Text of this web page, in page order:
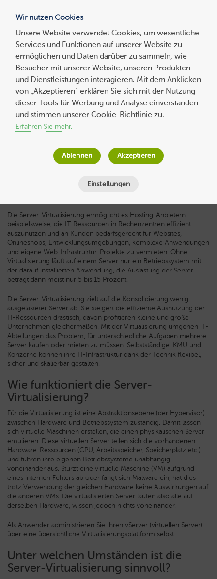
Suchen
nach:
Virtualisierungsserver – Die Vorteile der
Server-Virtualisierung
am21. September 2021
Minuten
Die Server-Virtualisierung ermöglicht es Hosting-Anbietern
beispielsweise, die IT-Ressourcen in Rechenzentren effizient
auszunutzen und an Kunden bedarfsgerecht für Websites,
Onlineshops, Entwicklungsumgebungen, komplexe Anwendungen
und eigene Web-Infrastruktur-Projekte zu vermieten. Ohne
Virtualisierung läuft auf einem Server nur ein Betriebssystem mit
der darauf installierten Anwendung, die Auslastung der Server
beträgt dann meist nur 5 bis 15 Prozent.
Die Server-Virtualisierung zielt auf die Konsolidierung wenig
ausgelasteter Server ab. Sie steigert die effiziente Ausnutzung der
IT-Ressourcen drastisch, davon profitieren kleine und große
Unternehmen gleichermaßen. Mit der Virtualisierung umgehen IT-
Abteilungen das Problem, für unterschiedliche Aufgaben mehrere
Server kaufen oder mieten zu müssen. Selbstständige, KMU und
Konzerne können ihre IT-Infrastruktur dank der Technik flexibel,
sicher und skalierbar gestalten.
Wie funktioniert die Server-
Virtualisierung?
Für die Virtualisierung ist eine Abstraktionsebene (der Hypervisor)
zwischen Hardware und Betriebssystem zuständig. Damit lassen
sich virtuelle Maschinen erstellen, die einen physikalischen Server
emulieren. Diese virtuellen Server teilen sich die vorhandenen
Hardware-Ressourcen (CPU, Arbeitsspeicher, Speicherplatz etc.)
und führen ihre eigenen Betriebssysteme unabhängig
voneinander aus. Stürzt eine virtuelle Maschine (VM) aufgrund
eines internen Fehlers ab oder fängt sich Malware ein, hat dies
trotz Verwendung der gleichen Hardware keine Auswirkungen auf
die anderen VMs. Die virtualisierten Server laufen also alle auf
derselben Hardware, wissen jedoch nichts voneinander.
Als Anwender administrieren Sie Ihren vServer (virtuellen Server)
über eine übersichtliche Virtualisierungsplattform selbst.
Unter welchen Umständen ist die
Server-Virtualisierung sinnvoll?
Wir nutzen Cookies
Unsere Website verwendet Cookies, um wesentliche
Services und Funktionen auf unserer Website zu
ermöglichen und Daten darüber zu sammeln, wie
Besucher mit unserer Website, unseren Produkten
und Dienstleistungen interagieren. Mit dem Anklicken
von „Akzeptieren“ erklären Sie sich mit der Nutzung
dieser Tools für Werbung und Analyse einverstanden
und stimmen unserer Cookie-Richtlinie zu.
Erfahren Sie mehr.
Einstellungen
Ablehnen Akzeptieren